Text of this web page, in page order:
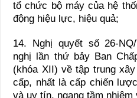
tổ chức bộ máy của hệ
động hiệu lực, hiệu quả;
14. Nghị quyết số 26-
nghị lần thứ bảy Ban
(khóa XII) về tập trung
cấp, nhất là cấp chiến
và uy tín, ngang tầm nhiệm